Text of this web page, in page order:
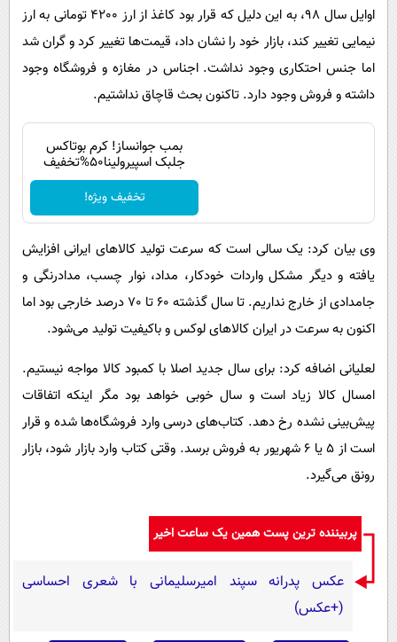
سیاست خارجی
اوایل سال 98، به این دلیل که قرار بود کاغذ از ارز 4200 تومانی به ارز
نیمایی تغییر کند، بازار خود را نشان داد، قیمت‌ها تغییر کرد و گران شد
اما جنس احتکاری وجود نداشت. اجناس در مغازه و فروشگاه وجود
داشته و فروش وجود دارد. تاکنون بحث قاچاق نداشتیم.
بمب جوانساز! کرم بوتاکس
جلبک اسپیرولینا50%تخفیف
تخفیف ویژه!
وی بیان کرد: یک سالی است که سرعت تولید کالاهای ایرانی افزایش
یافته و دیگر مشکل واردات خودکار، مداد، نوار چسب، مدادرنگی و
جامدادی از خارج نداریم. تا سال گذشته 60 تا 70 درصد خارجی بود اما
اکنون به سرعت در ایران کالاهای لوکس و باکیفیت تولید می‌شود.
لعلیانی اضافه کرد: برای سال جدید اصلا با کمبود کالا مواجه نیستیم.
امسال کالا زیاد است و سال خوبی خواهد بود مگر اینکه اتفاقات
پیش‌بینی نشده رخ دهد. کتاب‌های درسی وارد فروشگاه‌ها شده و قرار
است از 5 یا 6 شهریور به فروش برسد. وقتی کتاب وارد بازار شود، بازار
رونق می‌گیرد.
پربیننده ترین پست همین یک ساعت اخیر
عکس پدرانه سپند امیرسلیمانی با شعری احساسی
(+عکس)